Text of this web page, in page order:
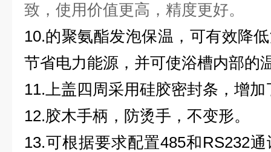
致，使用价值更高，精度更好。
10.的聚氨酯发泡保温，可有效降
节省电力能源，并可使浴槽内部的
11.上盖四周采用硅胶密封条，增
12.胶木手柄，防烫手，不变形。
13.可根据要求配置485和RS232